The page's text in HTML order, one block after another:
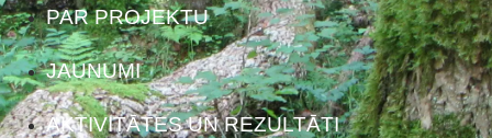
PAR PROJEKTU
JAUNUMI
AKTIVITĀTES UN REZULTĀTI